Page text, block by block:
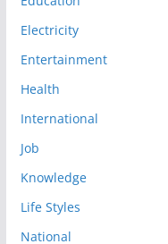
Electricity
Entertainment
Health
International
Job
Knowledge
Life Styles
National